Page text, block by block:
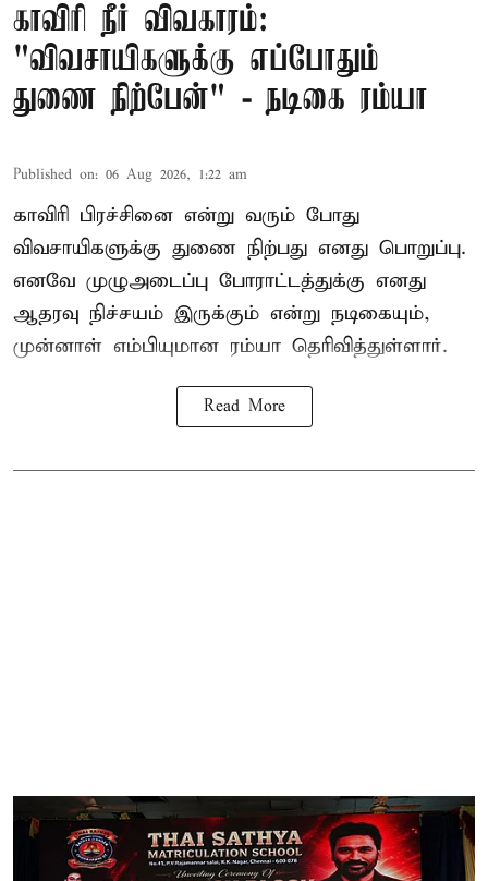
காவிரி நீர் விவகாரம்:
"விவசாயிகளுக்கு எப்போதும்
துணை நிற்பேன்" - நடிகை ரம்யா
Published on: 06 Aug 2026, 1:22 am
காவிரி பிரச்சினை என்று வரும் போது
விவசாயிகளுக்கு துணை நிற்பது எனது பொறுப்பு.
எனவே முழுஅடைப்பு போராட்டத்துக்கு எனது
ஆதரவு நிச்சயம் இருக்கும் என்று நடிகையும்,
முன்னாள் எம்பியுமான ரம்யா தெரிவித்துள்ளார்.
Read More